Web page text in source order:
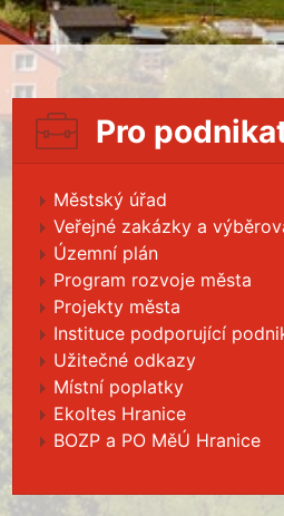
Pro
Městský úřad
Veřejné zakázky a
Územní plán
Program rozvoje města
Projekty města
Instituce podporující
Užitečné odkazy
Místní poplatky
Ekoltes Hranice
BOZP a PO MěÚ Hranice